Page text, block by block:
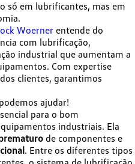
só em lubrificantes, mas em
Woerner entende do
com lubrificação,
industrial que aumentam a
Com expertise
clientes, garantimos
ajudar!
para o bom
industriais. Ela
de componentes e
. Entre os diferentes tipos